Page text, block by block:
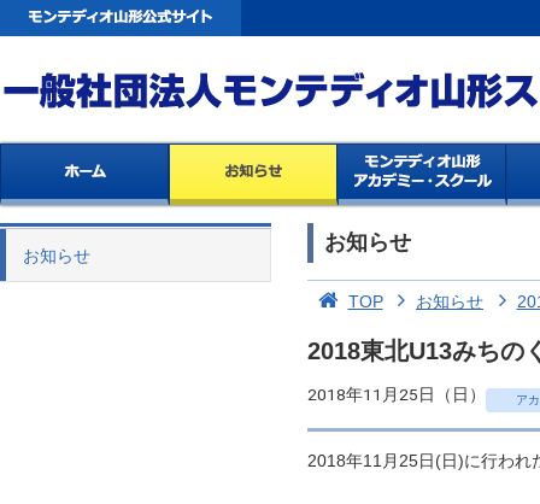
お知らせ
お知らせ
TOP お知らせ
2018東北U13みち
2018年11月25日（日） ア
2018年11月25日(日)に行われ